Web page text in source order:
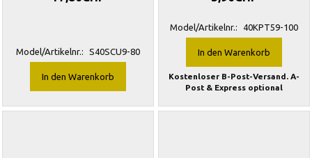
Model/Artikelnr.: S40SCU9-80
In den Warenkorb
Model/Artikelnr.: 40KPT59-100
In den Warenkorb
Kostenloser B-Post-Versand. A-
Post & Express optional